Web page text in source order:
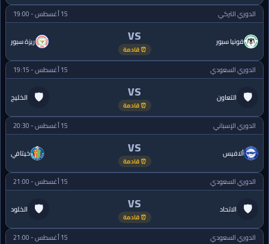
الدوري التركي 15 أغسطس - 19:00
قونيا سبور VS
⏰ قادمة
ريزة سبور
الدوري السعودي 15 أغسطس - 19:15
🛡 التعاون VS
⏰ قادمة
الخليج 🛡
الدوري الإسباني 15 أغسطس - 20:30
ألافيس VS
⏰ قادمة
خيتافي
الدوري السعودي 15 أغسطس - 21:00
🛡 الاتحاد VS
⏰ قادمة
الخلود 🛡
الدوري السعودي 15 أغسطس - 21:00